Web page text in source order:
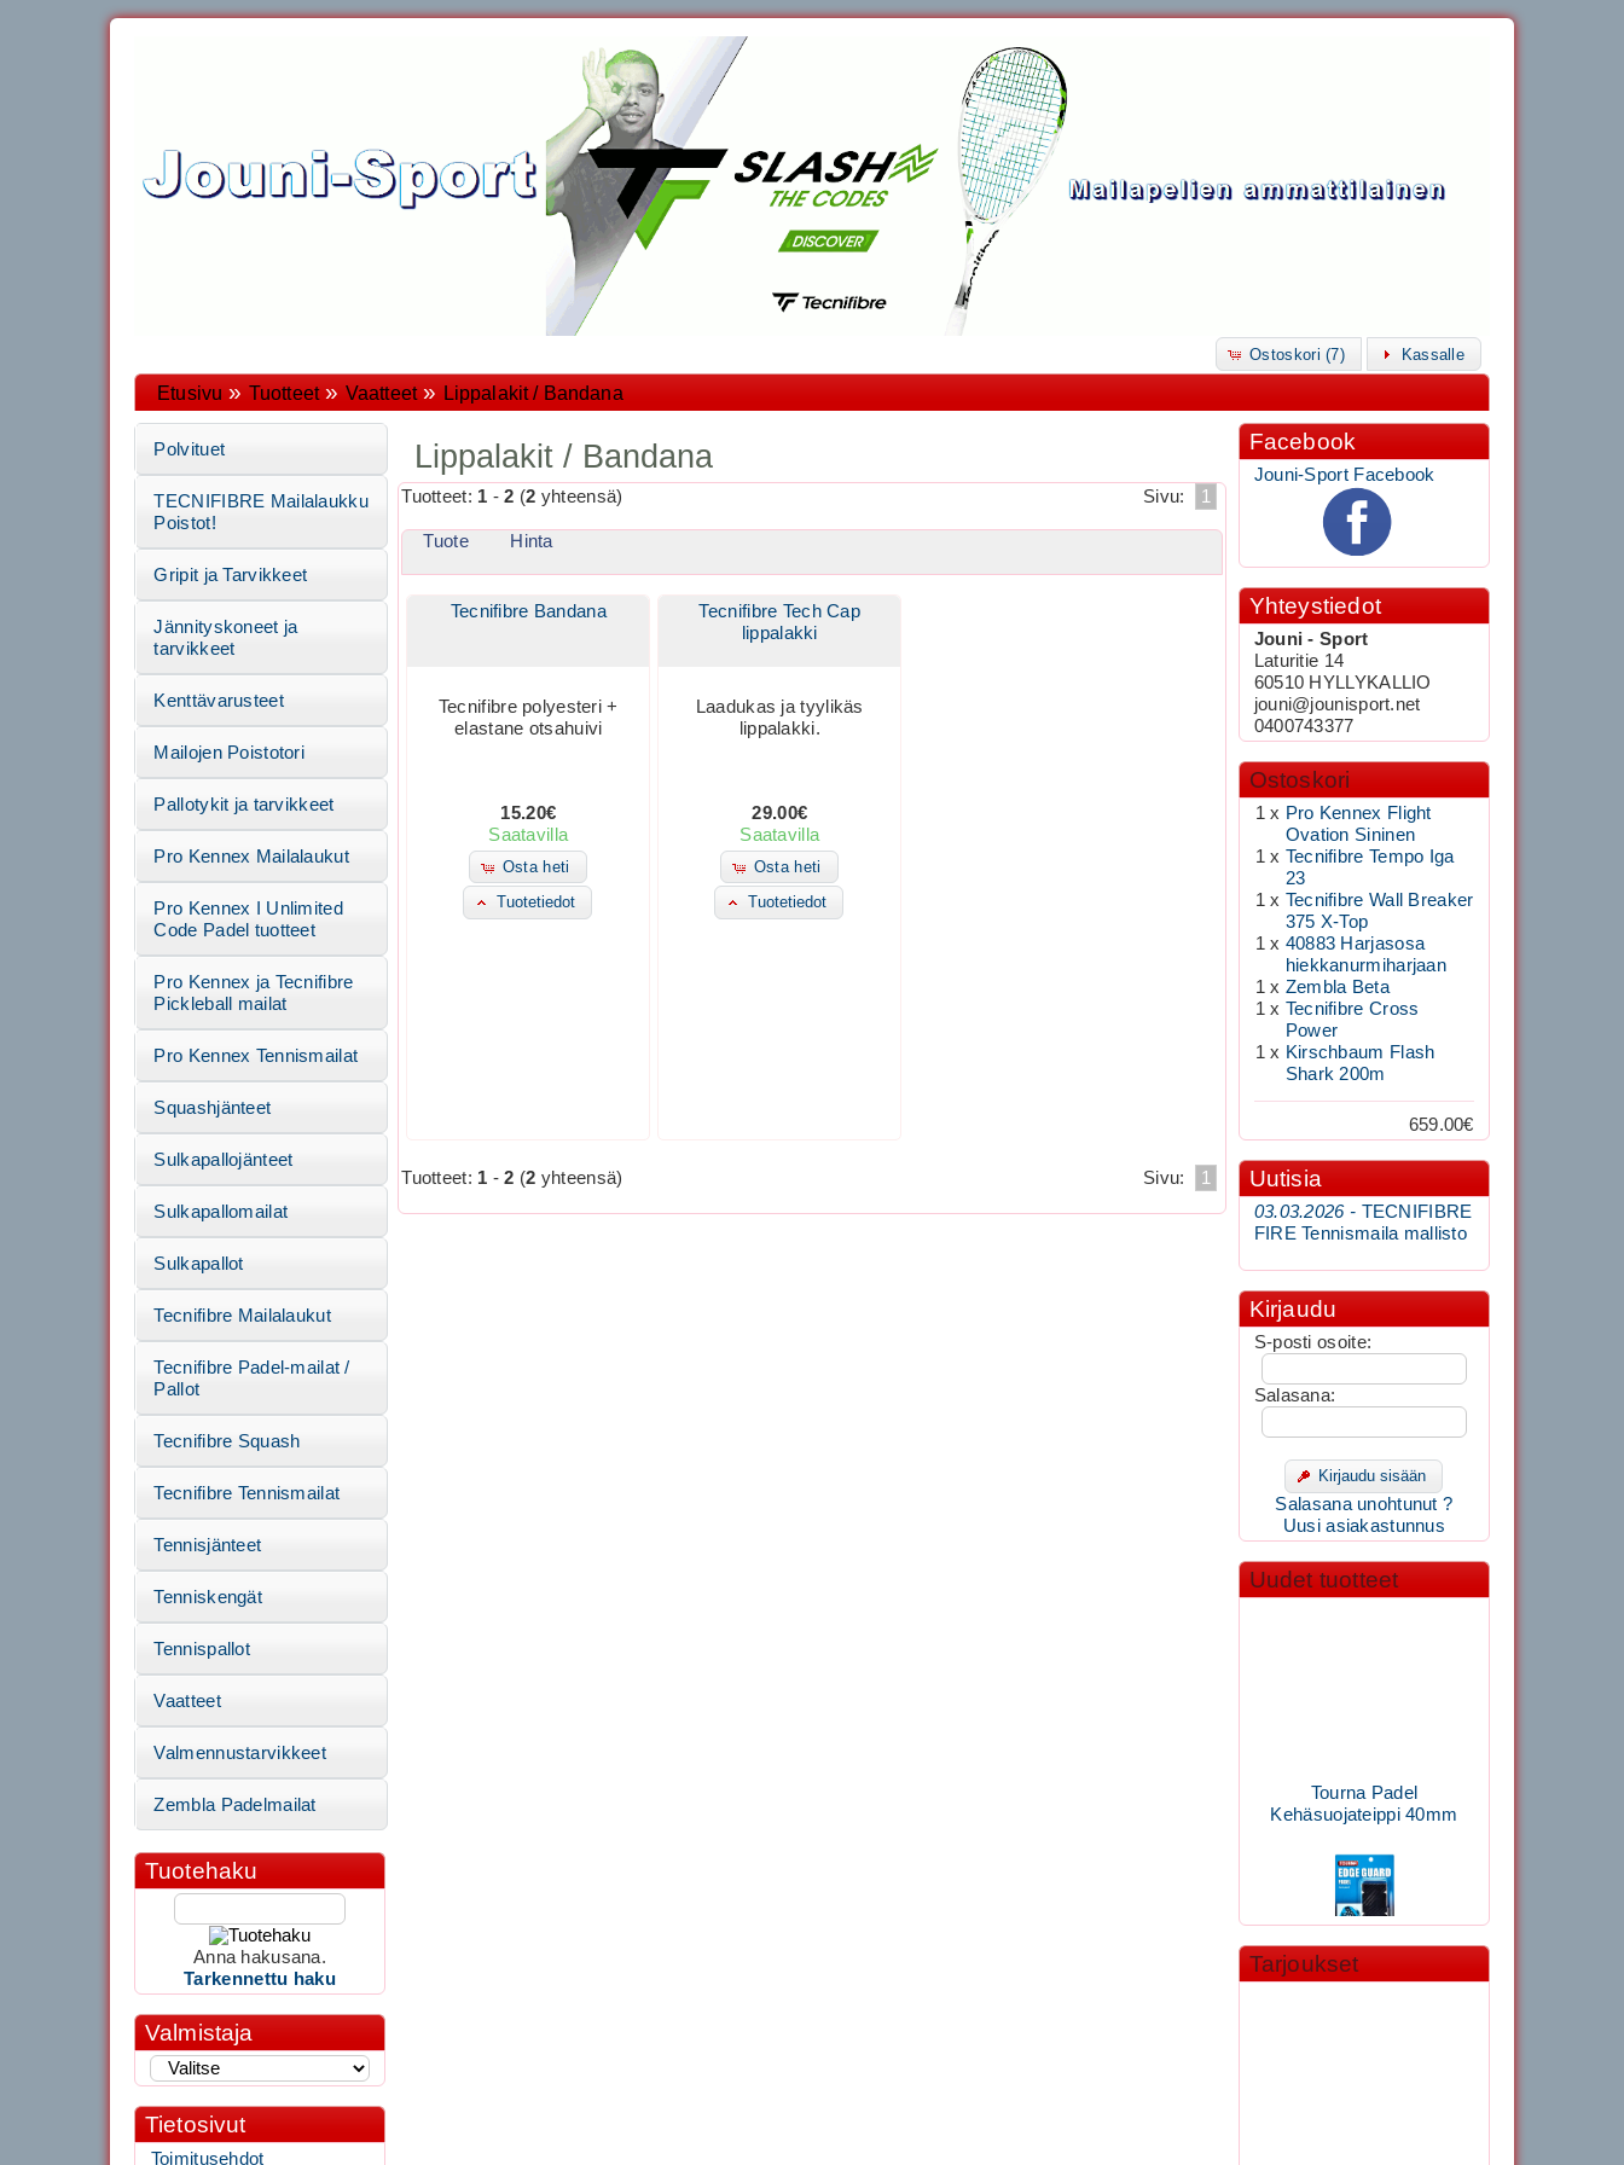
Ostoskori (7) Kassalle
Etusivu » Tuotteet» Vaatteet» Lippalakit / Bandana
Lippalakit / Bandana
Sivu: 1
Tuotteet: 1 -2 (2 yhteensä)
Tuote Hinta
Tecnifibre Bandana
Tecnifibre polyesteri +
elastane otsahuivi
15.20€
Saatavilla
Osta heti
Tuotetiedot
Tecnifibre Tech Cap
lippalakki
Laadukas ja tyylikäs
lippalakki.
29.00€
Saatavilla
Osta heti
Tuotetiedot
Sivu: 1
Tuotteet: 1 -2 (2 yhteensä)
Polvituet
TECNIFIBRE Mailalaukku
Poistot!
Gripit ja Tarvikkeet
Jännityskoneet ja
tarvikkeet
Kenttävarusteet
Mailojen Poistotori
Pallotykit ja tarvikkeet
Pro Kennex Mailalaukut
Pro Kennex I Unlimited
Code Padel tuotteet
Pro Kennex ja Tecnifibre
Pickleball mailat
Pro Kennex Tennismailat
Squashjänteet
Sulkapallojänteet
Sulkapallomailat
Sulkapallot
Tecnifibre Mailalaukut
Tecnifibre Padel-mailat /
Pallot
Tecnifibre Squash
Tecnifibre Tennismailat
Tennisjänteet
Tenniskengät
Tennispallot
Vaatteet
Valmennustarvikkeet
Zembla Padelmailat
Tuotehaku
Anna hakusana.
Tarkennettu haku
Valmistaja
Tietosivut
Toimitusehdot
Facebook
Jouni-Sport Facebook
Yhteystiedot
Jouni - Sport
Laturitie 14
60510 HYLLYKALLIO
jouni@jounisport.net
0400743377
Ostoskori
1 x Pro Kennex Flight
Ovation Sininen
1 x Tecnifibre Tempo Iga
23
1 x Tecnifibre Wall Breaker
375 X-Top
1 x 40883 Harjasosa
hiekkanurmiharjaan
1 x Zembla Beta
1 x Tecnifibre Cross
Power
1 x Kirschbaum Flash
Shark 200m
659.00€
Uutisia
03.03.2026 - TECNIFIBRE
FIRE Tennismaila mallisto
Kirjaudu
S-posti osoite:
Salasana:
Kirjaudu sisään
Salasana unohtunut ?
Uusi asiakastunnus
Uudet tuotteet
Kehäsuojateippi 40mm
Tarjoukset